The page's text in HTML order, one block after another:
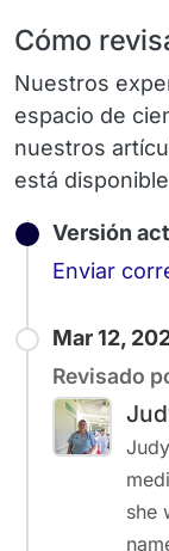
Cómo
Nuestros
espacio de
nuestros
está
Versión
Enviar
Mar 12,
Revisado
she